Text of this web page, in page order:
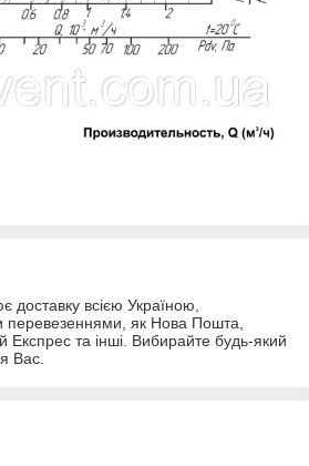
доставку всією Україною,
перевезеннями, як Нова Пошта,
Експрес та інші. Вибирайте будь-який
Вас.